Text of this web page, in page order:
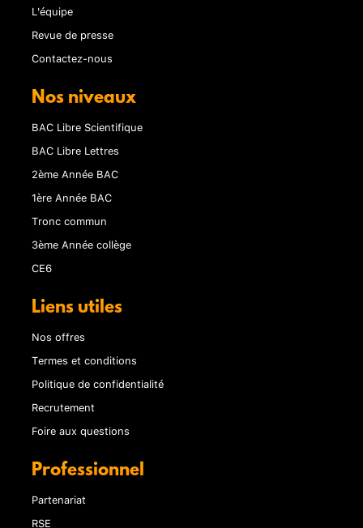
L'équipe
Revue de presse
Contactez-nous
Nos niveaux
BAC Libre Scientifique
BAC Libre Lettres
2ème Année BAC
1ère Année BAC
Tronc commun
3ème Année collège
CE6
Liens utiles
Nos offres
Termes et conditions
Politique de confidentialité
Recrutement
Foire aux questions
Professionnel
Partenariat
RSE